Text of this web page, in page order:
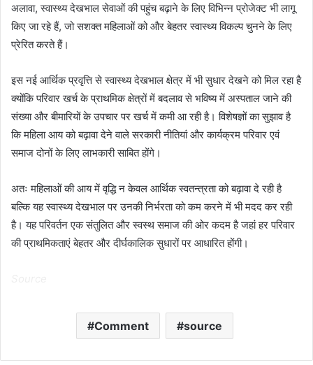
अलावा, स्वास्थ्य देखभाल सेवाओं की पहुंच बढ़ाने के लिए विभिन्न प्रोजेक्ट भी लागू
किए जा रहे हैं, जो सशक्त महिलाओं को और बेहतर स्वास्थ्य विकल्प चुनने के लिए
प्रेरित करते हैं।
इस नई आर्थिक प्रवृत्ति से स्वास्थ्य देखभाल क्षेत्र में भी सुधार देखने को मिल रहा है
क्योंकि परिवार खर्च के प्राथमिक क्षेत्रों में बदलाव से भविष्य में अस्पताल जाने की
संख्या और बीमारियों के उपचार पर खर्च में कमी आ रही है। विशेषज्ञों का सुझाव है
कि महिला आय को बढ़ावा देने वाले सरकारी नीतियां और कार्यक्रम परिवार एवं
समाज दोनों के लिए लाभकारी साबित होंगे।
अतः महिलाओं की आय में वृद्धि न केवल आर्थिक स्वतन्त्रता को बढ़ावा दे रही है
बल्कि यह स्वास्थ्य देखभाल पर उनकी निर्भरता को कम करने में भी मदद कर रही
है। यह परिवर्तन एक संतुलित और स्वस्थ समाज की ओर कदम है जहां हर परिवार
की प्राथमिकताएं बेहतर और दीर्घकालिक सुधारों पर आधारित होंगी।
Comment source